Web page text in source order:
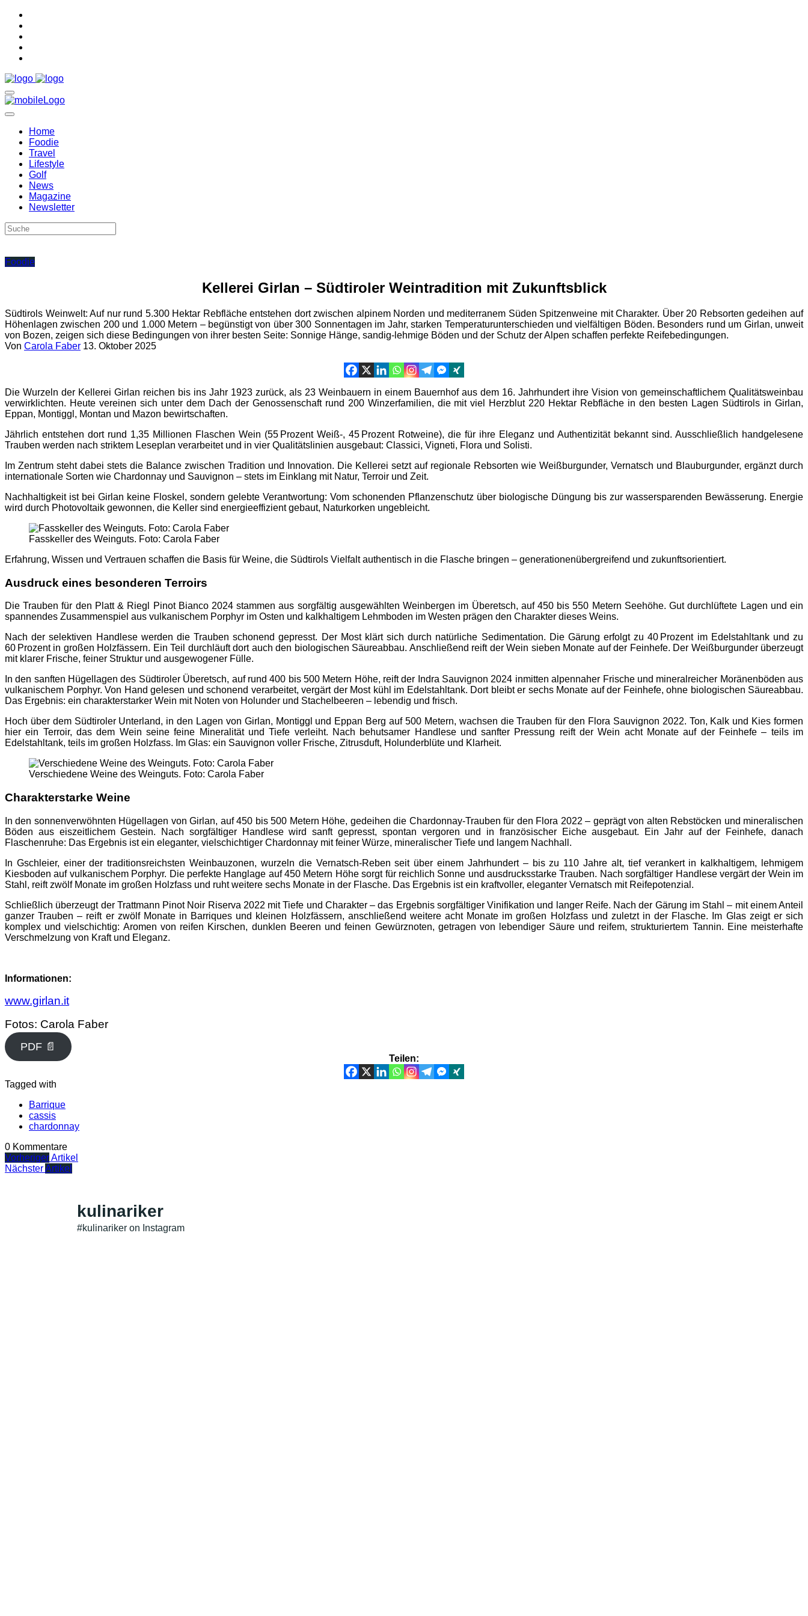
Home
Foodie
Travel
Lifestyle
Golf
News
Magazine
Newsletter
Foodie
Kellerei Girlan – Südtiroler Weintradition mit Zukunftsblick
Südtirols Weinwelt: Auf nur rund 5.300 Hektar Rebfläche entstehen dort zwischen alpinem Norden und mediterranem Süden Spitzenweine mit Charakter. Über 20 Rebsorten gedeihen auf
Höhenlagen zwischen 200 und 1.000 Metern – begünstigt von über 300 Sonnentagen im Jahr, starken Temperaturunterschieden und vielfältigen Böden. Besonders rund um Girlan, unweit
von Bozen, zeigen sich diese Bedingungen von ihrer besten Seite: Sonnige Hänge, sandig-lehmige Böden und der Schutz der Alpen schaffen perfekte Reifebedingungen.
Von Carola Faber 13. Oktober 2025
Die Wurzeln der Kellerei Girlan reichen bis ins Jahr 1923 zurück, als 23 Weinbauern in einem Bauernhof aus dem 16. Jahrhundert ihre Vision von gemeinschaftlichem Qualitätsweinbau
verwirklichten. Heute vereinen sich unter dem Dach der Genossenschaft rund 200 Winzerfamilien, die mit viel Herzblut 220 Hektar Rebfläche in den besten Lagen Südtirols in Girlan,
Eppan, Montiggl, Montan und Mazon bewirtschaften.
Jährlich entstehen dort rund 1,35 Millionen Flaschen Wein (55 Prozent Weiß-, 45 Prozent Rotweine), die für ihre Eleganz und Authentizität bekannt sind. Ausschließlich handgelesene
Trauben werden nach striktem Leseplan verarbeitet und in vier Qualitätslinien ausgebaut: Classici, Vigneti, Flora und Solisti.
Im Zentrum steht dabei stets die Balance zwischen Tradition und Innovation. Die Kellerei setzt auf regionale Rebsorten wie Weißburgunder, Vernatsch und Blauburgunder, ergänzt durch
internationale Sorten wie Chardonnay und Sauvignon – stets im Einklang mit Natur, Terroir und Zeit.
Nachhaltigkeit ist bei Girlan keine Floskel, sondern gelebte Verantwortung: Vom schonenden Pflanzenschutz über biologische Düngung bis zur wassersparenden Bewässerung. Energie
wird durch Photovoltaik gewonnen, die Keller sind energieeffizient gebaut, Naturkorken ungebleicht.
Fasskeller des Weinguts. Foto: Carola Faber
Erfahrung, Wissen und Vertrauen schaffen die Basis für Weine, die Südtirols Vielfalt authentisch in die Flasche bringen – generationenübergreifend und zukunftsorientiert.
Ausdruck eines besonderen Terroirs
Die Trauben für den Platt & Riegl Pinot Bianco 2024 stammen aus sorgfältig ausgewählten Weinbergen im Überetsch, auf 450 bis 550 Metern Seehöhe. Gut durchlüftete Lagen und ein
spannendes Zusammenspiel aus vulkanischem Porphyr im Osten und kalkhaltigem Lehmboden im Westen prägen den Charakter dieses Weins.
Nach der selektiven Handlese werden die Trauben schonend gepresst. Der Most klärt sich durch natürliche Sedimentation. Die Gärung erfolgt zu 40 Prozent im Edelstahltank und zu
60 Prozent in großen Holzfässern. Ein Teil durchläuft dort auch den biologischen Säureabbau. Anschließend reift der Wein sieben Monate auf der Feinhefe. Der Weißburgunder überzeugt
mit klarer Frische, feiner Struktur und ausgewogener Fülle.
In den sanften Hügellagen des Südtiroler Überetsch, auf rund 400 bis 500 Metern Höhe, reift der Indra Sauvignon 2024 inmitten alpennaher Frische und mineralreicher Moränenböden aus
vulkanischem Porphyr. Von Hand gelesen und schonend verarbeitet, vergärt der Most kühl im Edelstahltank. Dort bleibt er sechs Monate auf der Feinhefe, ohne biologischen Säureabbau.
Das Ergebnis: ein charakterstarker Wein mit Noten von Holunder und Stachelbeeren – lebendig und frisch.
Hoch über dem Südtiroler Unterland, in den Lagen von Girlan, Montiggl und Eppan Berg auf 500 Metern, wachsen die Trauben für den Flora Sauvignon 2022. Ton, Kalk und Kies formen
hier ein Terroir, das dem Wein seine feine Mineralität und Tiefe verleiht. Nach behutsamer Handlese und sanfter Pressung reift der Wein acht Monate auf der Feinhefe – teils im
Edelstahltank, teils im großen Holzfass. Im Glas: ein Sauvignon voller Frische, Zitrusduft, Holunderblüte und Klarheit.
Verschiedene Weine des Weinguts. Foto: Carola Faber
Charakterstarke Weine
In den sonnenverwöhnten Hügellagen von Girlan, auf 450 bis 500 Metern Höhe, gedeihen die Chardonnay-Trauben für den Flora 2022 – geprägt von alten Rebstöcken und mineralischen
Böden aus eiszeitlichem Gestein. Nach sorgfältiger Handlese wird sanft gepresst, spontan vergoren und in französischer Eiche ausgebaut. Ein Jahr auf der Feinhefe, danach
Flaschenruhe: Das Ergebnis ist ein eleganter, vielschichtiger Chardonnay mit feiner Würze, mineralischer Tiefe und langem Nachhall.
In Gschleier, einer der traditionsreichsten Weinbauzonen, wurzeln die Vernatsch-Reben seit über einem Jahrhundert – bis zu 110 Jahre alt, tief verankert in kalkhaltigem, lehmigem
Kiesboden auf vulkanischem Porphyr. Die perfekte Hanglage auf 450 Metern Höhe sorgt für reichlich Sonne und ausdrucksstarke Trauben. Nach sorgfältiger Handlese vergärt der Wein im
Stahl, reift zwölf Monate im großen Holzfass und ruht weitere sechs Monate in der Flasche. Das Ergebnis ist ein kraftvoller, eleganter Vernatsch mit Reifepotenzial.
Schließlich überzeugt der Trattmann Pinot Noir Riserva 2022 mit Tiefe und Charakter – das Ergebnis sorgfältiger Vinifikation und langer Reife. Nach der Gärung im Stahl – mit einem Anteil
ganzer Trauben – reift er zwölf Monate in Barriques und kleinen Holzfässern, anschließend weitere acht Monate im großen Holzfass und zuletzt in der Flasche. Im Glas zeigt er sich
komplex und vielschichtig: Aromen von reifen Kirschen, dunklen Beeren und feinen Gewürznoten, getragen von lebendiger Säure und reifem, strukturiertem Tannin. Eine meisterhafte
Verschmelzung von Kraft und Eleganz.
Informationen:
www.girlan.it
Fotos: Carola Faber
PDF 📄
Teilen:
Tagged with
Barrique
cassis
chardonnay
0 Kommentare
VorherigerArtikel
NächsterArtikel
kulinariker
#kulinariker on Instagram